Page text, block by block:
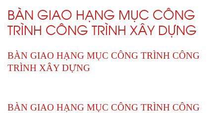
BÀN GIAO HẠNG MỤC CÔNG
TRÌNH CÔNG TRÌNH XÂY DỰNG
BÀN GIAO HẠNG MỤC CÔNG TRÌNH CÔNG
TRÌNH XÂY DỰNG
BÀN GIAO HẠNG MỤC CÔNG TRÌNH CÔNG